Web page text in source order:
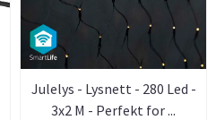
Julelys - Lysnett - 280 Led -
3x2 M - Perfekt for ...